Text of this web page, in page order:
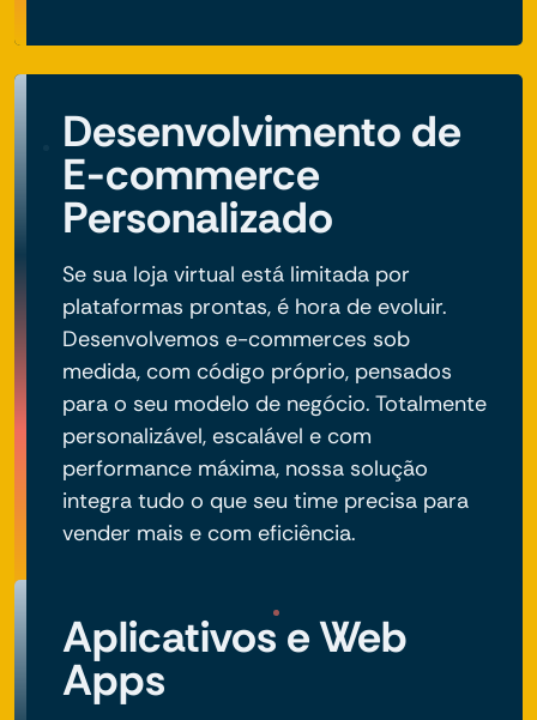
Desenvolvimento de
E-commerce
Personalizado
Se sua loja virtual está limitada por
plataformas prontas, é hora de evoluir.
Desenvolvemos e-commerces sob
medida, com código próprio, pensados
para o seu modelo de negócio. Totalmente
personalizável, escalável e com
performance máxima, nossa solução
integra tudo o que seu time precisa para
vender mais e com eficiência.
Aplicativos e Web
Apps